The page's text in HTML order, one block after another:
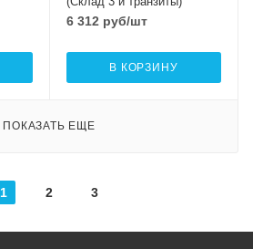
6 312 руб/шт
В КОРЗИНУ
ПОКАЗАТЬ ЕЩЕ
1 2 3